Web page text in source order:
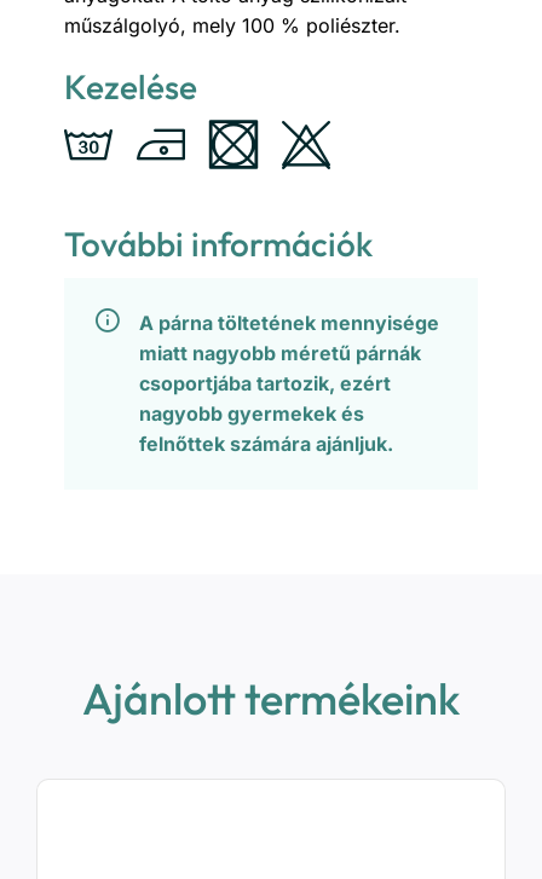
műszálgolyó, mely 100 % poliészter.
Kezelése
További információk
A párna töltetének mennyisége
miatt nagyobb méretű párnák
csoportjába tartozik, ezért
nagyobb gyermekek és
felnőttek számára ajánljuk.
Ajánlott termékeink